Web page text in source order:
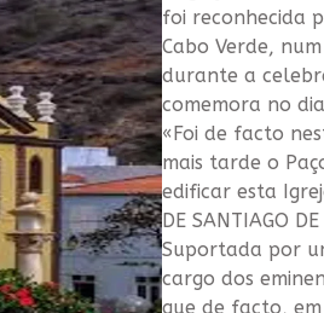
foi reconhecida
Cabo Verde,
durante a
comemora no
«Foi de facto
mais tarde o
edificar esta
DE SANTIAGO
Suportada por
cargo dos
que de facto,